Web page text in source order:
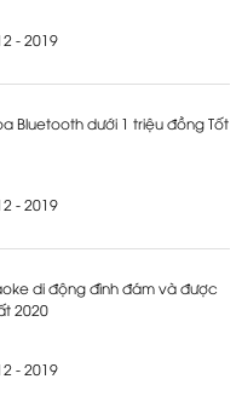
- 2019
Bluetooth dưới 1 triệu đồng Tốt
- 2019
di động đình đám và được
2020
- 2019